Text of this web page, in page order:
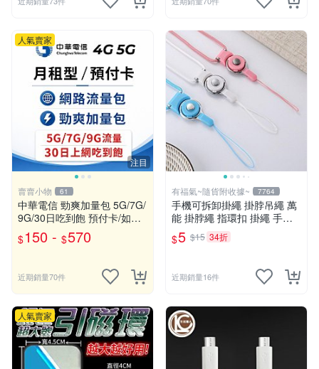
注目
人氣賣家
賣賣小物 61
中華電信 勁爽加量包 5G/7G/
9G/30日吃到飽 預付卡/如意
卡/網路流量包/儲值卡
$150 - $570
近期銷量70件
有福氣~隨貨附收據~ 7764
手機可拆卸掛繩 掛脖吊繩 萬
能 掛脖繩 指環扣 掛繩 手機
繩 手機掛繩【GF355】
$5 $15 34折
近期銷量16件
人氣賣家